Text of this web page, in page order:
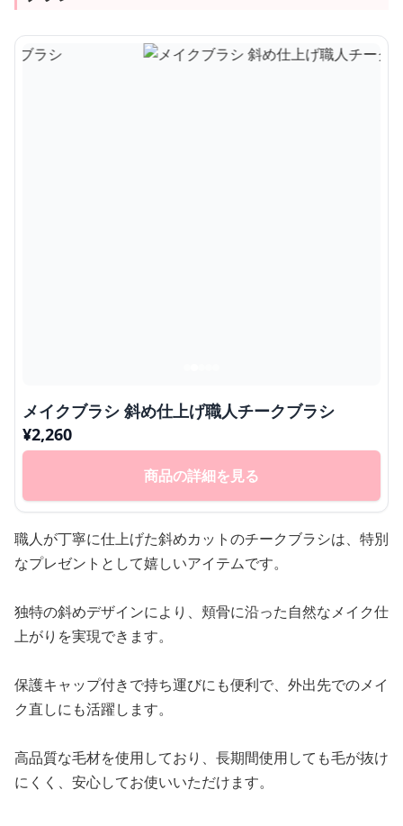
メイクブラシ 斜め仕上げ職人チークブラシ
¥2,260
商品の詳細を見る
職人が丁寧に仕上げた斜めカットのチークブラシは、特別
なプレゼントとして嬉しいアイテムです。
独特の斜めデザインにより、頬骨に沿った自然なメイク仕
上がりを実現できます。
保護キャップ付きで持ち運びにも便利で、外出先でのメイ
ク直しにも活躍します。
高品質な毛材を使用しており、長期間使用しても毛が抜け
にくく、安心してお使いいただけます。